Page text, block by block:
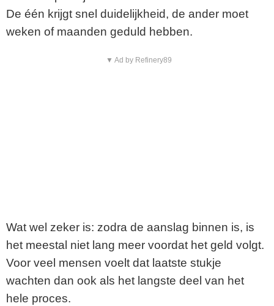
De één krijgt snel duidelijkheid, de ander moet
weken of maanden geduld hebben.
▼ Ad by Refinery89
Wat wel zeker is: zodra de aanslag binnen is, is
het meestal niet lang meer voordat het geld volgt.
Voor veel mensen voelt dat laatste stukje
wachten dan ook als het langste deel van het
hele proces.